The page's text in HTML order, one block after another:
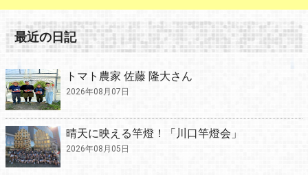
最近の日記
トマト農家 佐藤 隆大さん
2026年08月07日
晴天に映える竿燈！「川口竿燈会」
2026年08月05日